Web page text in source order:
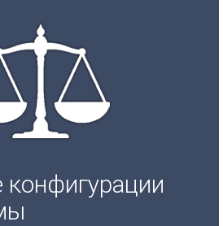
конфигурации